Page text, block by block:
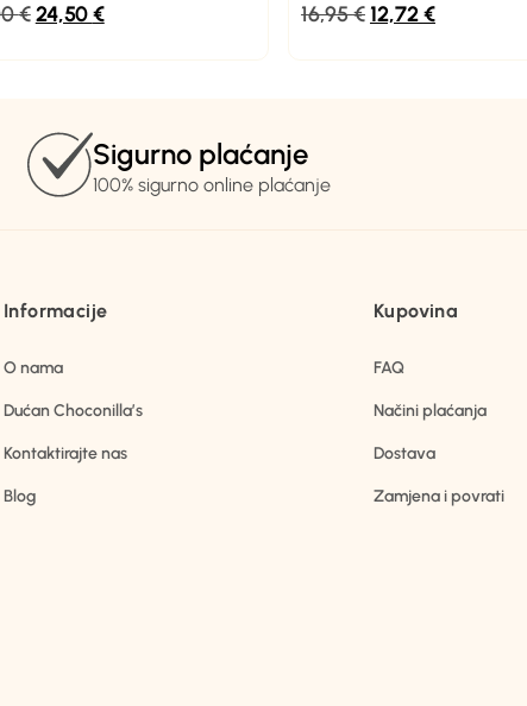
€24,50€
16,95€12,72€
Sigurno plaćanje
100% sigurno online plaćanje
Informacije
O nama
Dućan Choconilla’s
Kontaktirajte nas
Blog
Kupovina
FAQ
Načini plaćanja
Dostava
Zamjena i povrati